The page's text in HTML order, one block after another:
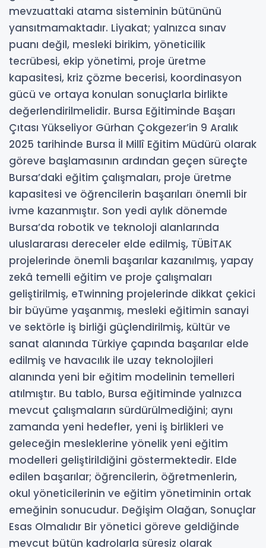
mevzuattaki atama sisteminin bütününü
yansıtmamaktadır. Liyakat; yalnızca sınav
puanı değil, mesleki birikim, yöneticilik
tecrübesi, ekip yönetimi, proje üretme
kapasitesi, kriz çözme becerisi, koordinasyon
gücü ve ortaya konulan sonuçlarla birlikte
değerlendirilmelidir. Bursa Eğitiminde Başarı
Çıtası Yükseliyor Gürhan Çokgezer’in 9 Aralık
2025 tarihinde Bursa İl Millî Eğitim Müdürü olarak
göreve başlamasının ardından geçen süreçte
Bursa’daki eğitim çalışmaları, proje üretme
kapasitesi ve öğrencilerin başarıları önemli bir
ivme kazanmıştır. Son yedi aylık dönemde
Bursa’da robotik ve teknoloji alanlarında
uluslararası dereceler elde edilmiş, TÜBİTAK
projelerinde önemli başarılar kazanılmış, yapay
zekâ temelli eğitim ve proje çalışmaları
geliştirilmiş, eTwinning projelerinde dikkat çekici
bir büyüme yaşanmış, mesleki eğitimin sanayi
ve sektörle iş birliği güçlendirilmiş, kültür ve
sanat alanında Türkiye çapında başarılar elde
edilmiş ve havacılık ile uzay teknolojileri
alanında yeni bir eğitim modelinin temelleri
atılmıştır. Bu tablo, Bursa eğitiminde yalnızca
mevcut çalışmaların sürdürülmediğini; aynı
zamanda yeni hedefler, yeni iş birlikleri ve
geleceğin mesleklerine yönelik yeni eğitim
modelleri geliştirildiğini göstermektedir. Elde
edilen başarılar; öğrencilerin, öğretmenlerin,
okul yöneticilerinin ve eğitim yönetiminin ortak
emeğinin sonucudur. Değişim Olağan, Sonuçlar
Esas Olmalıdır Bir yönetici göreve geldiğinde
mevcut bütün kadrolarla süresiz olarak